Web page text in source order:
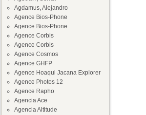
Agdamus, Alejandro
Agence Bios-Phone
Agence Bios-Phone
Agence Corbis
Agence Corbis
Agence Cosmos
Agence GHFP
Agence Hoaqui Jacana Explorer
Agence Photos 12
Agence Rapho
Agencia Ace
Agencia Altitude